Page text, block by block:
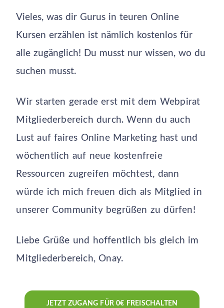
Vieles, was dir Gurus in teuren Online
Kursen erzählen ist nämlich kostenlos für
alle zugänglich! Du musst nur wissen, wo du
suchen musst.
Wir starten gerade erst mit dem Webpirat
Mitgliederbereich durch. Wenn du auch
Lust auf faires Online Marketing hast und
wöchentlich auf neue kostenfreie
Ressourcen zugreifen möchtest, dann
würde ich mich freuen dich als Mitglied in
unserer Community begrüßen zu dürfen!
Liebe Grüße und hoffentlich bis gleich im
Mitgliederbereich, Onay.
JETZT ZUGANG FÜR 0€ FREISCHALTEN